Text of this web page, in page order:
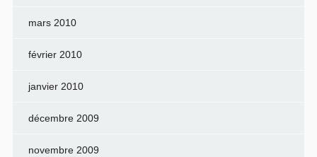
mars 2010
février 2010
janvier 2010
décembre 2009
novembre 2009